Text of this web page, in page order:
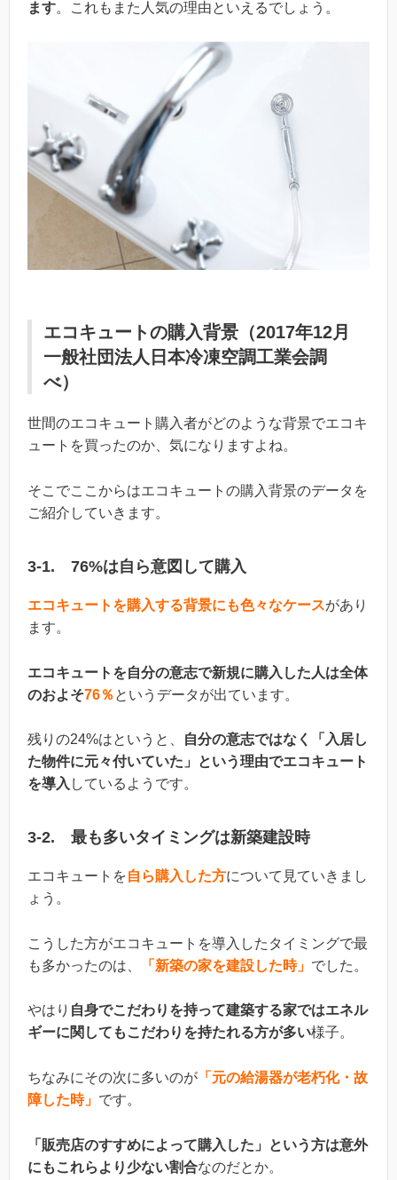
ます。これもまた人気の理由といえるでしょう。
エコキュートの購入背景（2017年12月
一般社団法人日本冷凍空調工業会調
べ）
世間のエコキュート購入者がどのような背景でエコキ
ュートを買ったのか、気になりますよね。
そこでここからはエコキュートの購入背景のデータを
ご紹介していきます。
3-1. 76%は自ら意図して購入
エコキュートを購入する背景にも色々なケースがあり
ます。
エコキュートを自分の意志で新規に購入した人は全体
のおよそ76％ というデータが出ています。
残りの24%はというと、
自分の意志ではなく「入居し
た物件に元々付いていた」という理由でエコキュート
を導入 しているようです。
3-2. 最も多いタイミングは新築建設時
エコキュートを自ら購入した方について見ていきまし
ょう。
こうした方がエコキュートを導入したタイミングで最
も多かったのは、
「新築の家を建設した時」 でした。
やはり 自身でこだわりを持って建築する家ではエネル
ギーに関してもこだわりを持たれる方が多い様子。
ちなみにその次に多いのが 「元の給湯器が老朽化・故
障した時」 です。
「販売店のすすめによって購入した」という方は意外
にもこれらより少ない割合なのだとか。